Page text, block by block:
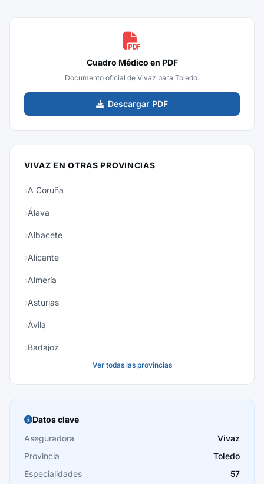
Cuadro Médico en PDF
Documento oficial de Vivaz para Toledo.
Descargar PDF
VIVAZ EN OTRAS PROVINCIAS
A Coruña
Álava
Albacete
Alicante
Almería
Asturias
Ávila
Badajoz
Burgos
Cáceres
Cádiz
Cantabria
Ver todas las provincias
Datos clave
Aseguradora
Vivaz
Provincia
Toledo
Especialidades
57